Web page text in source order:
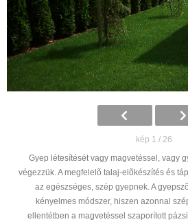
kép 1 / 26
Gyep létesítését vagy magvetéssel, vagy
végezzük. A megfelelõ talaj-elõkészítés és
az egészséges, szép gyepnek. A
kényelmes módszer, hiszen azonnal
ellentétben a magvetéssel szaporított